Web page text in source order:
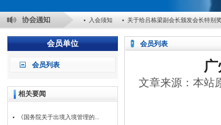
入会须知 关于给吕栋梁副会长颁发会长特别
关于表彰2025年度优秀会员单位的决定 关于
会员单位
会员列表
相关要闻
《国务院关于出境入境管理的...
会员列表
文章来源：本